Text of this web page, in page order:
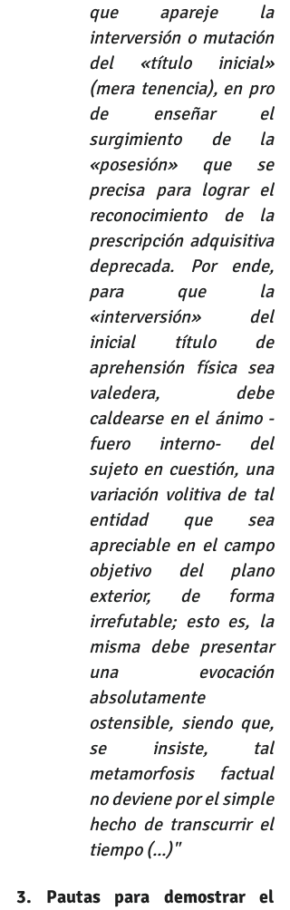
que apareje la
interversión o mutación
del «título inicial»
(mera tenencia), en pro
de enseñar el
surgimiento de la
«posesión» que se
precisa para lograr el
reconocimiento de la
prescripción adquisitiva
deprecada. Por ende,
para que la
«interversión» del
inicial título de
aprehensión física sea
valedera, debe
caldearse en el ánimo -
fuero interno- del
sujeto en cuestión, una
variación volitiva de tal
entidad que sea
apreciable en el campo
objetivo del plano
exterior, de forma
irrefutable; esto es, la
misma debe presentar
una evocación
absolutamente
ostensible, siendo que,
se insiste, tal
metamorfosis factual
no deviene por el simple
hecho de transcurrir el
tiempo (...)"
3. Pautas para demostrar el